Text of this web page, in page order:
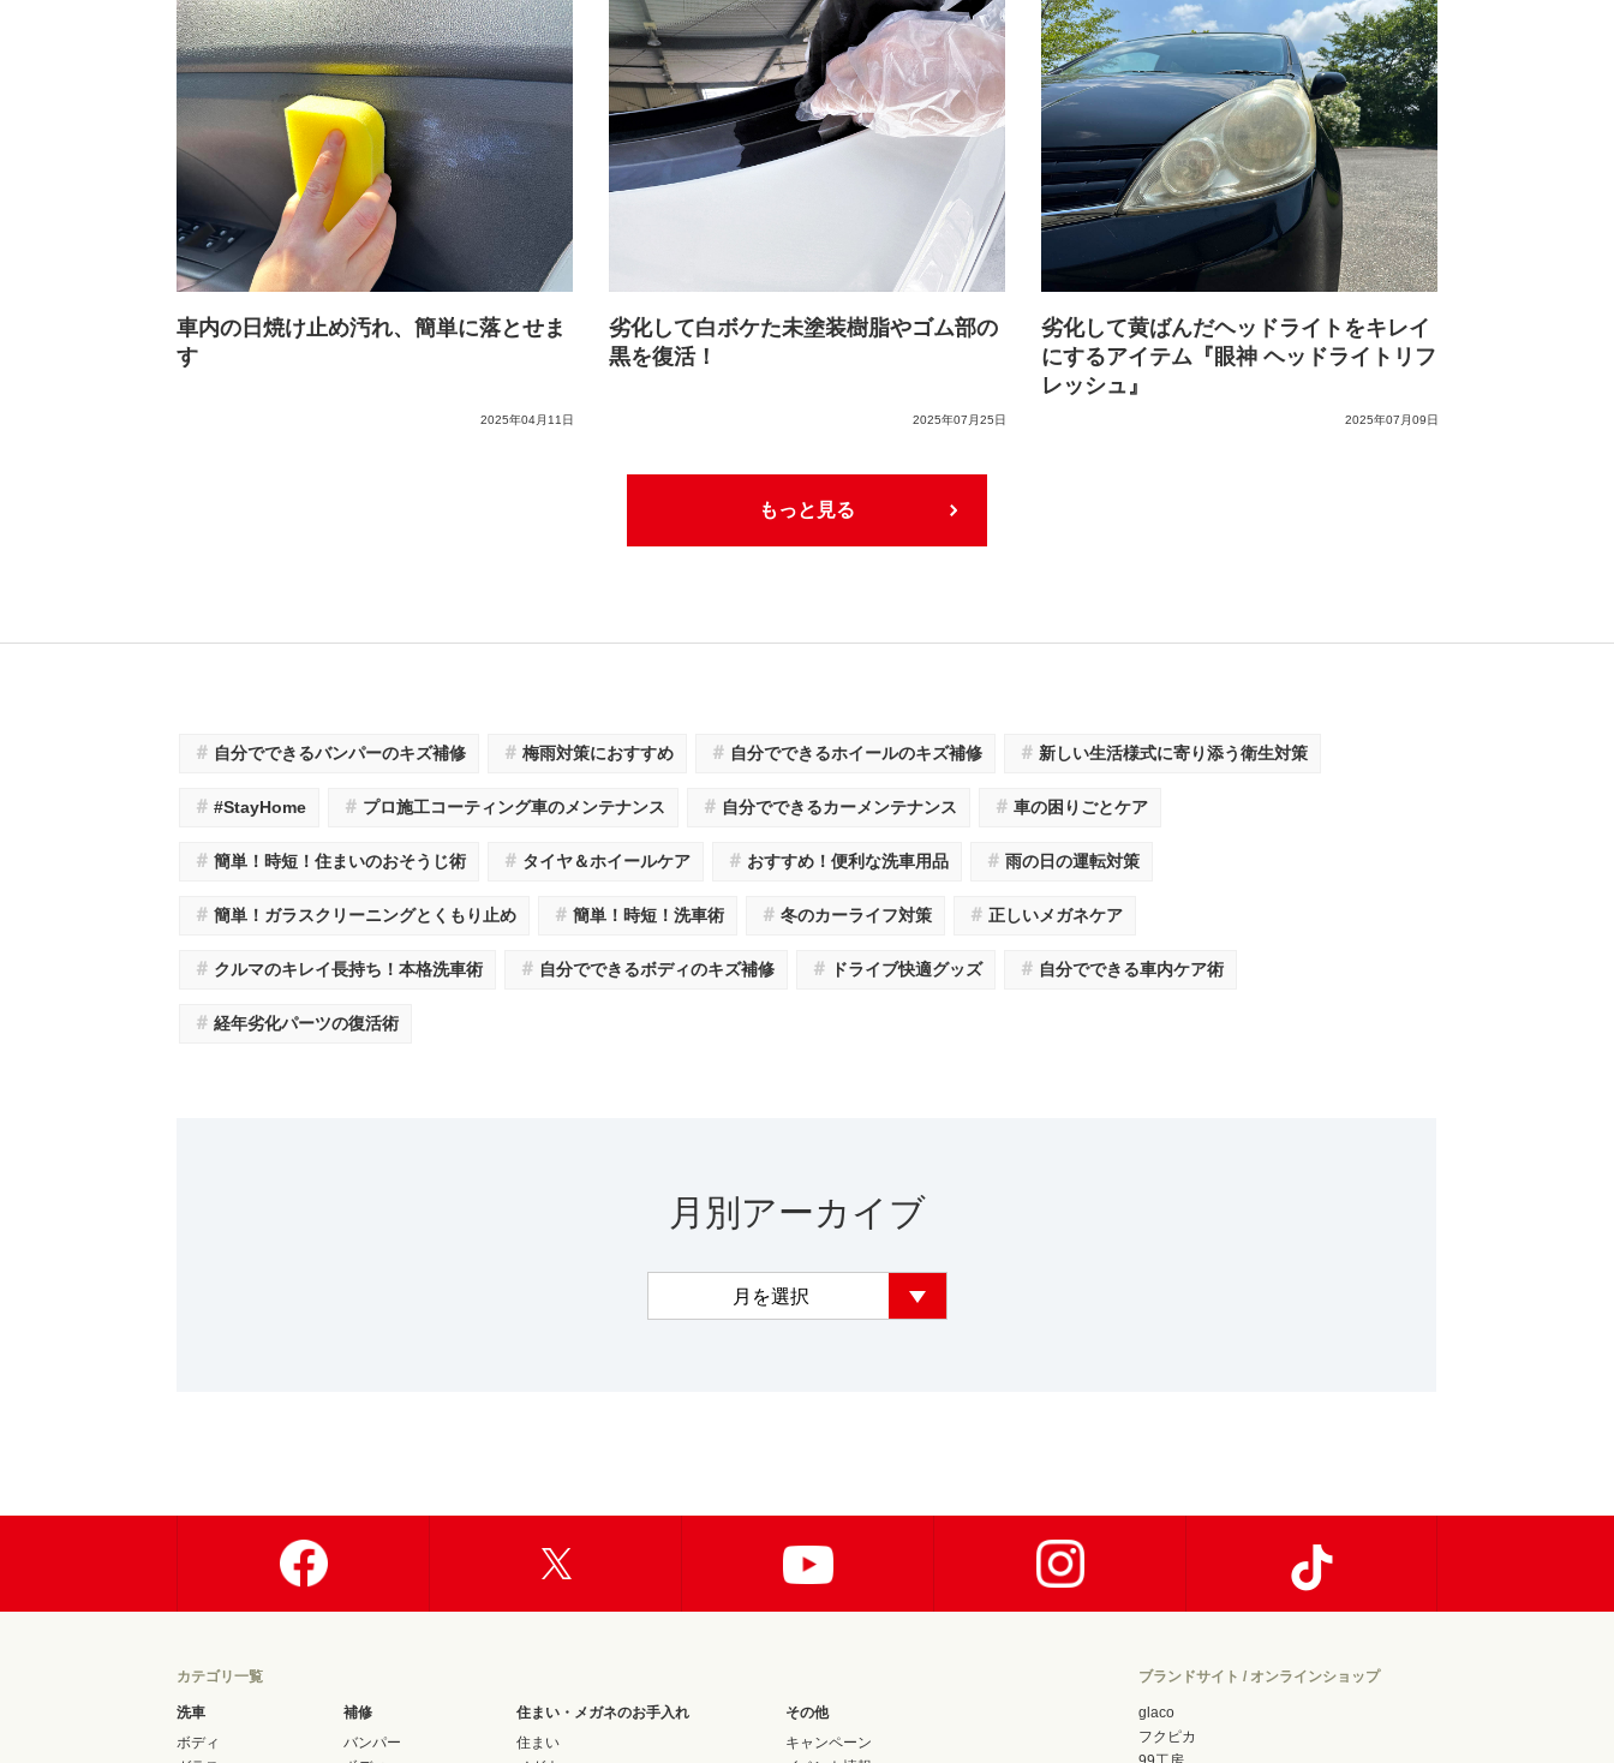
車内の日焼け止め汚れ、簡単に落とせま
す
2025年04月11日
劣化して白ボケた未塗装樹脂やゴム部の
黒を復活！
2025年07月25日
劣化して黄ばんだヘッドライトをキレイ
にするアイテム『眼神 ヘッドライトリフ
レッシュ』
2025年07月09日
もっと見る
＃ 自分でできるバンパーのキズ補修 ＃ 梅雨対策におすすめ ＃ 自分でできるホイールのキズ補修 ＃ 新しい生活様式に寄り添う衛生対策
＃ #StayHome ＃ プロ施工コーティング車のメンテナンス ＃ 自分でできるカーメンテナンス ＃ 車の困りごとケア
＃ 簡単！時短！住まいのおそうじ術 ＃ タイヤ＆ホイールケア ＃ おすすめ！便利な洗車用品 ＃ 雨の日の運転対策
＃ 簡単！ガラスクリーニングとくもり止め ＃ 簡単！時短！洗車術 ＃ 冬のカーライフ対策 ＃ 正しいメガネケア
＃ クルマのキレイ長持ち！本格洗車術 ＃ 自分でできるボディのキズ補修 ＃ ドライブ快適グッズ ＃ 自分でできる車内ケア術
＃ 経年劣化パーツの復活術
月別アーカイブ
カテゴリ一覧
洗車
ボディ
補修
バンパー
住まい・メガネのお手入れ
住まい
その他
キャンペーン
ブランドサイト / オンラインショップ
glaco
フクピカ